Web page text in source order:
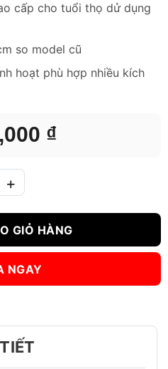
₫
cấp cho tuổi thọ dử dụng
so model cũ
hoạt phù hợp nhiều kích
số lượng
GIỎ HÀNG
NGAY